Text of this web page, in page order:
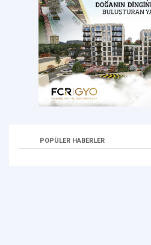
POPÜLER HABERLER